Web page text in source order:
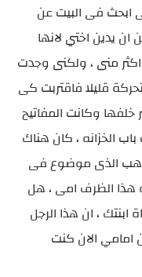
فى البيت عن
يدين اختي لانها
منى ، ولكنى وجدت
قليلا فاقتربت كى
وكانت المفاتيح
الخزانه ، كان هناك
الذى موضوع فى
الظرف امى ، هل
، ان هذا الرجل
امامي الان كنت